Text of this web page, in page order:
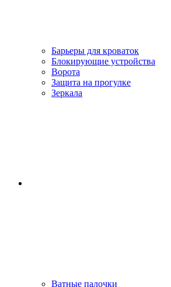
Барьеры для кроваток
Блокирующие устройства
Ворота
Защита на прогулке
Зеркала
Ватные палочки